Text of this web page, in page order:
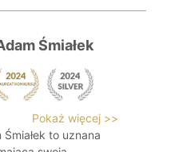
Śmiałek
Pokaż więcej >>
to uznana